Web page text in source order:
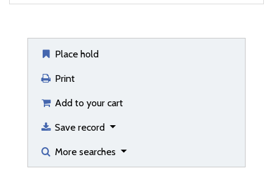
Place hold
Print
Add to your cart
Save record
More searches